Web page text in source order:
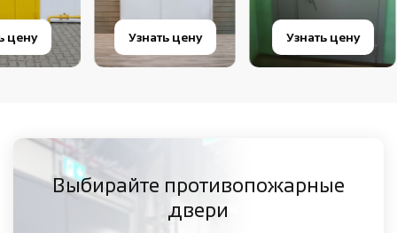
Узнать цену Узнать цену
Узнать
цену
Выбирайте противопожарные
двери